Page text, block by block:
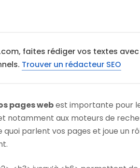
faites rédiger vos textes
Trouver un rédacteur SEO
pages webest importante pour
notamment aux moteurs de
parlent vos pages et joue un